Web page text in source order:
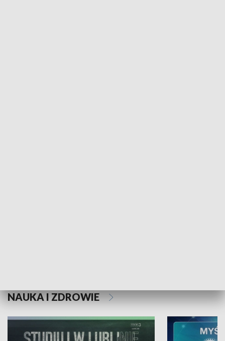
NAUKA I ZDROWIE